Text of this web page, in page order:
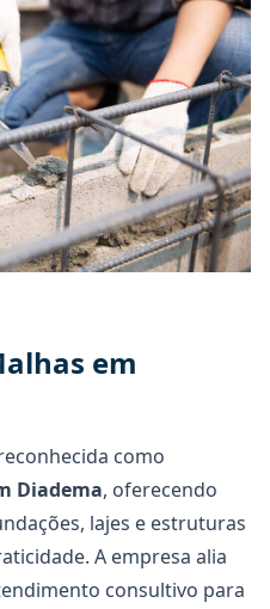
em
como
Diadema, oferecendo
lajes e estruturas
A empresa alia
consultivo para